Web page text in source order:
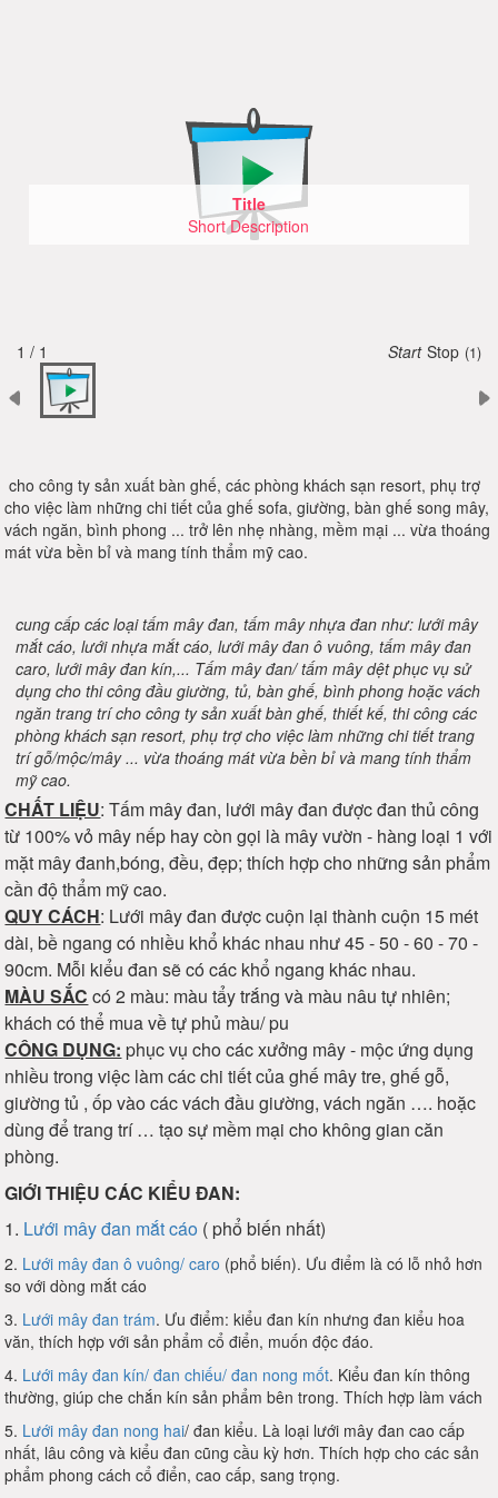
Title
Short Description
1 / 1 Start Stop (1)
cho công ty sản xuất bàn ghế, các phòng khách sạn resort, phụ trợ
cho việc làm những chi tiết của ghế sofa, giường, bàn ghế song mây,
vách ngăn, bình phong ... trở lên nhẹ nhàng, mềm mại ... vừa thoáng
mát vừa bền bỉ và mang tính thẩm mỹ cao.
cung cấp các loại tấm mây đan, tấm mây nhựa đan như: lưới mây
mắt cáo, lưới nhựa mắt cáo, lưới mây đan ô vuông, tấm mây đan
caro, lưới mây đan kín,... Tấm mây đan/ tấm mây dệt phục vụ sử
dụng cho thi công đầu giường, tủ, bàn ghế, bình phong hoặc vách
ngăn trang trí cho công ty sản xuất bàn ghế, thiết kế, thi công các
phòng khách sạn resort, phụ trợ cho việc làm những chi tiết trang
trí gỗ/mộc/mây ... vừa thoáng mát vừa bền bỉ và mang tính thẩm
mỹ cao.
CHẤT LIỆU: Tấm mây đan, lưới mây đan được đan thủ công
từ 100% vỏ mây nếp hay còn gọi là mây vườn - hàng loại 1 với
mặt mây đanh,bóng, đều, đẹp; thích hợp cho những sản phẩm
cần độ thẩm mỹ cao.
QUY CÁCH: Lưới mây đan được cuộn lại thành cuộn 15 mét
dài, bề ngang có nhiều khổ khác nhau như 45 - 50 - 60 - 70 -
90cm. Mỗi kiểu đan sẽ có các khổ ngang khác nhau.
MÀU SẮC có 2 màu: màu tẩy trắng và màu nâu tự nhiên;
khách có thể mua về tự phủ màu/ pu
CÔNG DỤNG: phục vụ cho các xưởng mây - mộc ứng dụng
nhiều trong việc làm các chi tiết của ghế mây tre, ghế gỗ,
giường tủ , ốp vào các vách đầu giường, vách ngăn …. hoặc
dùng để trang trí … tạo sự mềm mại cho không gian căn
phòng.
GIỚI THIỆU CÁC KIỂU ĐAN:
1. Lưới mây đan mắt cáo ( phổ biến nhất)
2. Lưới mây đan ô vuông/ caro (phổ biến). Ưu điểm là có lỗ nhỏ hơn
so với dòng mắt cáo
3. Lưới mây đan trám. Ưu điểm: kiểu đan kín nhưng đan kiểu hoa
văn, thích hợp với sản phẩm cổ điển, muốn độc đáo.
4. Lưới mây đan kín/ đan chiếu/ đan nong mốt. Kiểu đan kín thông
thường, giúp che chắn kín sản phẩm bên trong. Thích hợp làm vách
5. Lưới mây đan nong hai/ đan kiểu. Là loại lưới mây đan cao cấp
nhất, lâu công và kiểu đan cũng cầu kỳ hơn. Thích hợp cho các sản
phẩm phong cách cổ điển, cao cấp, sang trọng.